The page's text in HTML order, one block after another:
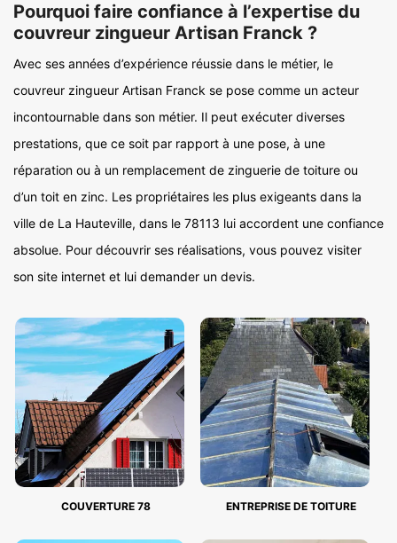
Pourquoi faire confiance à l’expertise du
couvreur zingueur Artisan Franck ?
Avec ses années d’expérience réussie dans le métier, le
couvreur zingueur Artisan Franck se pose comme un acteur
incontournable dans son métier. Il peut exécuter diverses
prestations, que ce soit par rapport à une pose, à une
réparation ou à un remplacement de zinguerie de toiture ou
d’un toit en zinc. Les propriétaires les plus exigeants dans la
ville de La Hauteville, dans le 78113 lui accordent une confiance
absolue. Pour découvrir ses réalisations, vous pouvez visiter
son site internet et lui demander un devis.
COUVERTURE 78 ENTREPRISE DE TOITURE